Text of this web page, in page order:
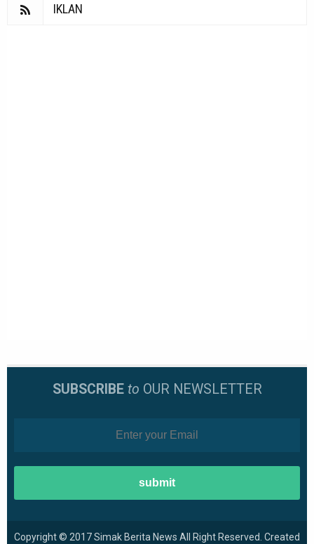
IKLAN
SUBSCRIBE to OUR NEWSLETTER
Copyright © 2017Simak Berita News All Right Reserved. Created